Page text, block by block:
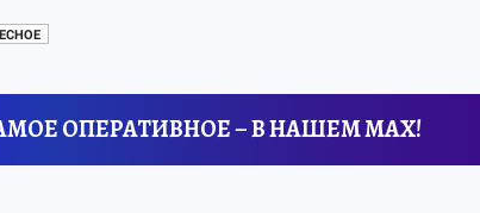
ОПЕРАТИВНОЕ – В НАШЕМ MAX!